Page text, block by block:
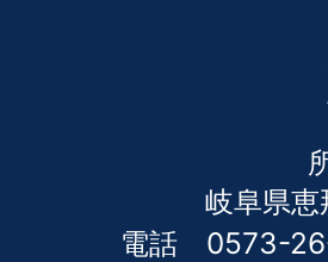
岐阜県恵
電話 0573-